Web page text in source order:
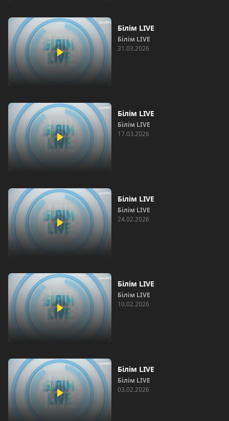
Білім LIVE
Білім LIVE
31.03.2026
Білім LIVE
Білім LIVE
17.03.2026
Білім LIVE
Білім LIVE
24.02.2026
Білім LIVE
Білім LIVE
10.02.2026
Білім LIVE
Білім LIVE
03.02.2026